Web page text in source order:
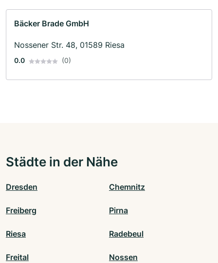
Bäcker Brade GmbH
Nossener Str. 48, 01589 Riesa
0.0 (0)
Städte in der Nähe
Dresden Chemnitz
Freiberg Pirna
Riesa Radebeul
Freital Nossen